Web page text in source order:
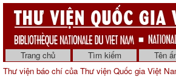
Trang chủ Tìm kiếm Tên
Thư viện báo chí của Thư viện Quốc gia Việt